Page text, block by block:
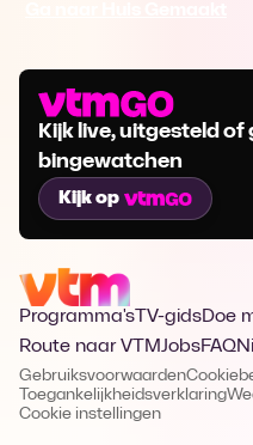
Kijk live, uitgesteld of
bingewatchen
Kijk op
Programma's TV-gidsDoe
Route naar VTMJobsFAQ
Gebruiksvoorwaarden
Toegankelijkheidsverklaring
Cookie instellingen